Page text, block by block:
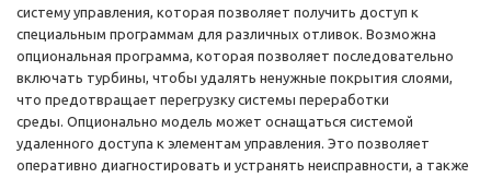
систему управления, которая позволяет получить доступ к
специальным программам для различных отливок. Возможна
опциональная программа, которая позволяет последовательно
включать турбины, чтобы удалять ненужные покрытия слоями,
что предотвращает перегрузку системы переработки
среды. Опционально модель может оснащаться системой
удаленного доступа к элементам управления. Это позволяет
оперативно диагностировать и устранять неисправности, а также